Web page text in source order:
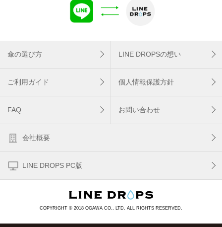
傘の選び方 LINE DROPSの想い
ご利用ガイド 個人情報保護方針
FAQ お問い合わせ
会社概要
LINE DROPS PC版
COPYRIGHT © 2018 OGAWA CO., LTD. ALL RIGHTS RESERVED.